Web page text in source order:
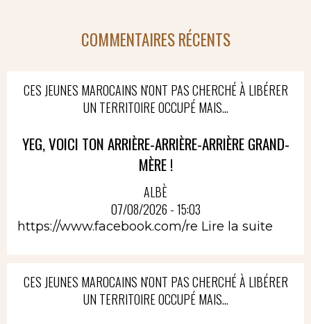
COMMENTAIRES RÉCENTS
CES JEUNES MAROCAINS N'ONT PAS CHERCHÉ À LIBÉRER
UN TERRITOIRE OCCUPÉ MAIS...
YEG, VOICI TON ARRIÈRE-ARRIÈRE-ARRIÈRE GRAND-
MÈRE !
ALBÈ
07/08/2026 - 15:03
https://www.facebook.com/re Lire la suite
CES JEUNES MAROCAINS N'ONT PAS CHERCHÉ À LIBÉRER
UN TERRITOIRE OCCUPÉ MAIS...